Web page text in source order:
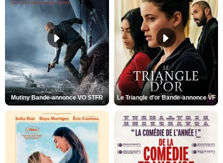
Mutiny Bande-annonce VO STFR Le Triangle d'or Bande-annonce VF